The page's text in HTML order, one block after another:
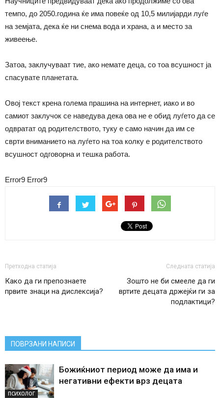
темпо, до 2050.година ќе има повеќе од 10,5 милијарди луѓе
на земјата, дека ќе ни снема вода и храна, а и место за
живеење.
Затоа, заклучуваат тие, ако немате деца, со тоа всушност ја
спасувате планетата.
Овој текст крена голема прашина на интернет, иако и во
самиот заклучок се наведува дека ова не е обид луѓето да се
одвратат од родителството, туку е само начин да им се
сврти вниманието на луѓето на тоа колку е родителството
всушност одговорна и тешка работа.
Error9 Error9
Претходна статија
Како да ги препознаете
првите знаци на дислексија?
Следната статија
Зошто не би смееле да ги
вртите децата држејќи ги за
подлактици?
ПОВРЗАНИ НАПИСИ
ПСИХОЛОГ
Божиќниот период може да има и
негативни ефекти врз децата